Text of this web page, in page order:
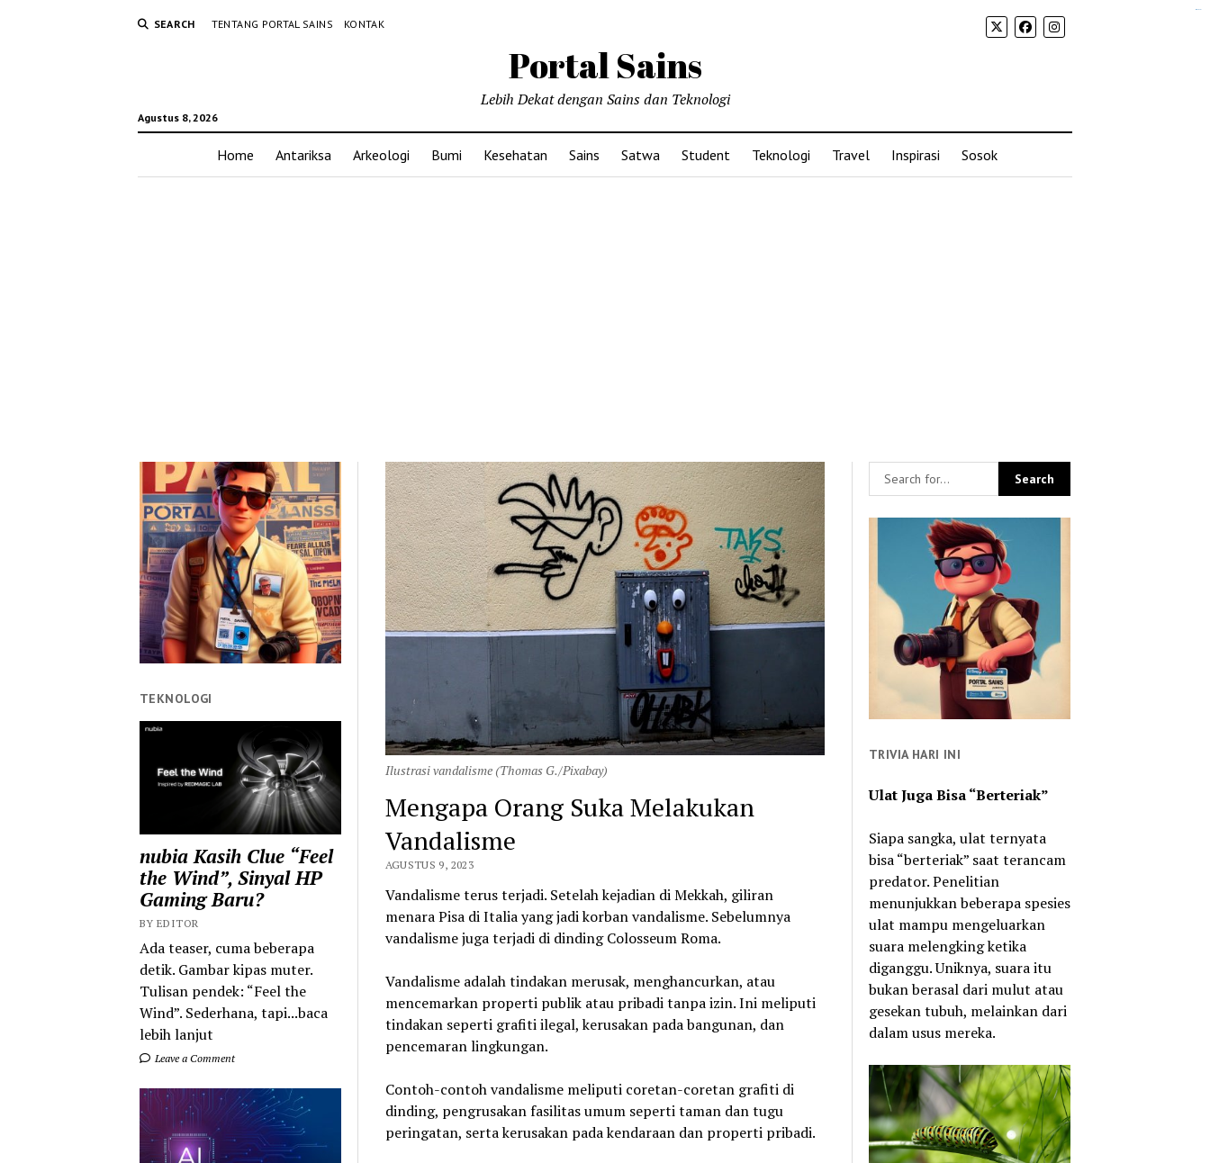
SEARCH TENTANG PORTAL SAINS KONTAK
Portal Sains
Agustus 8, 2026
Lebih Dekat dengan Sains dan Teknologi
Home Antariksa Arkeologi Bumi Kesehatan Sains Satwa Student Teknologi Travel Inspirasi Sosok
TEKNOLOGI
nubia Kasih Clue “Feel
the Wind”, Sinyal HP
Gaming Baru?
BY EDITOR
Ada teaser, cuma beberapa
detik. Gambar kipas muter.
Tulisan pendek: “Feel the
Wind”. Sederhana, tapi...baca
lebih lanjut
Leave a Comment
Ilustrasi vandalisme (Thomas G./Pixabay)
Mengapa Orang Suka Melakukan
Vandalisme
AGUSTUS 9, 2023
Vandalisme terus terjadi. Setelah kejadian di Mekkah, giliran
menara Pisa di Italia yang jadi korban vandalisme. Sebelumnya
vandalisme juga terjadi di dinding Colosseum Roma.
Vandalisme adalah tindakan merusak, menghancurkan, atau
mencemarkan properti publik atau pribadi tanpa izin. Ini meliputi
tindakan seperti grafiti ilegal, kerusakan pada bangunan, dan
pencemaran lingkungan.
Contoh-contoh vandalisme meliputi coretan-coretan grafiti di
dinding, pengrusakan fasilitas umum seperti taman dan tugu
peringatan, serta kerusakan pada kendaraan dan properti pribadi.
TRIVIA HARI INI
Ulat Juga Bisa “Berteriak”
Siapa sangka, ulat ternyata
bisa “berteriak” saat terancam
predator. Penelitian
menunjukkan beberapa spesies
ulat mampu mengeluarkan
suara melengking ketika
diganggu. Uniknya, suara itu
bukan berasal dari mulut atau
gesekan tubuh, melainkan dari
dalam usus mereka.